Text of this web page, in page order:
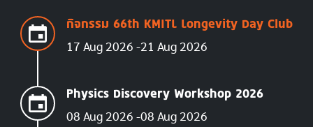
กิจกรรม 66th KMITL Longevity Day Club
17 Aug 2026 21 Aug 2026
Physics Discovery Workshop 2026
08 Aug 2026 08 Aug 2026